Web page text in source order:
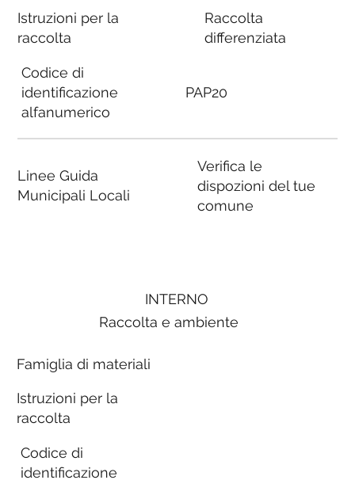
Istruzioni per la
raccolta
Codice di
identificazione
alfanumerico
Linee Guida
Municipali Locali
Raccolta
differenziata
PAP20
Verifica le
dispozioni del tue
comune
INTERNO
Raccolta e ambiente
Famiglia di materiali
Istruzioni per la
raccolta
Codice di
identificazione